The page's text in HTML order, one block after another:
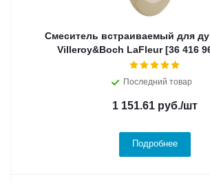
Смеситель встраиваемый для
Villeroy&Boch LaFleur [36 416
Последний товар
1 151.61 руб./шт
Подробнее